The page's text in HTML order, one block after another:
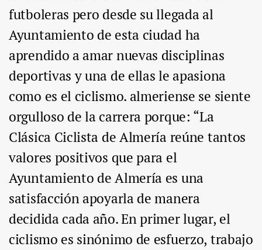
futboleras pero desde su llegada al
Ayuntamiento de esta ciudad ha
aprendido a amar nuevas disciplinas
deportivas y una de ellas le apasiona
como es el ciclismo. almeriense se siente
orgulloso de la carrera porque: “La
Clásica Ciclista de Almería reúne tantos
valores positivos que para el
Ayuntamiento de Almería es una
satisfacción apoyarla de manera
decidida cada año. En primer lugar, el
ciclismo es sinónimo de esfuerzo, trabajo